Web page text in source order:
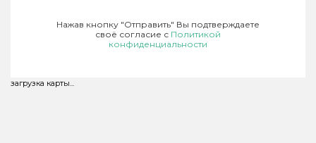
Нажав кнопку "Отправить" Вы подтверждаете
своё согласие с Политикой
конфиденциальности
загрузка карты...